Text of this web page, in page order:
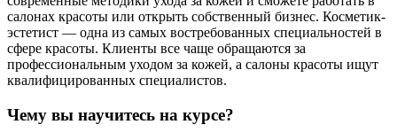
салонах красоты или открыть собственный бизнес. Косметик-
эстетист — одна из самых востребованных специальностей в
сфере красоты. Клиенты все чаще обращаются за
профессиональным уходом за кожей, а салоны красоты ищут
квалифицированных специалистов.
Чему вы научитесь на курсе?